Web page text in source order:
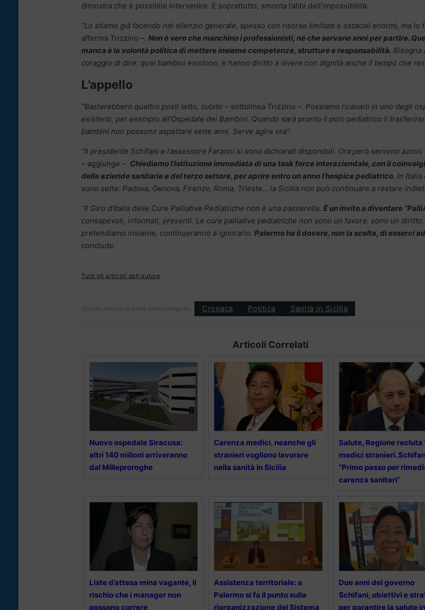
dimostra che è possibile intervenire. E soprattutto, smonta l’alibi dell’impossibilità.
“Lo stiamo già facendo nel silenzio generale, spesso con risorse limitate e ostacoli enormi, ma lo
afferma Trizzino –. Non è vero che manchino i professionisti, né che servano anni per partire.
manca è la volontà politica di mettere insieme competenze, strutture e responsabilità. Bisogna
coraggio di dire: quei bambini esistono, e hanno diritto a vivere con dignità anche il tempo che
L’appello
“Basterebbero quattro posti letto, subito – sottolinea Trizzino –. Possiamo ricavarli in uno degli
esistenti, per esempio all’Ospedale dei Bambini. Quando sarà pronto il polo pediatrico li
bambini non possono aspettare sette anni. Serve agire ora”.
“Il presidente Schifani e l’assessore Faraoni si sono dichiarati disponibili. Ora però servono
– aggiunge –. Chiediamo l’istituzione immediata di una task force interaziendale, con il
delle aziende sanitarie e del terzo settore, per aprire entro un anno l’hospice pediatrico. In Italia
sono sette: Padova, Genova, Firenze, Roma, Trieste… la Sicilia non può continuare a restare
“Il Giro d’Italia delle Cure Palliative Pediatriche non è una passerella. È un invito a diventare
consapevoli, informati, presenti. Le cure palliative pediatriche non sono un favore, sono un
pretendiamo insieme, continueranno a ignorarlo. Palermo ha il dovere, non la scelta, di esserci
conclude.
Tutti gli articoli dell'autore
Questo articolo fa parte delle categorie: Cronaca Politica Sanità in Sicilia
Articoli Correlati
Nuovo ospedale Siracusa:
altri 140 milioni arriveranno
dal Milleproroghe
Carenza medici, neanche gli
stranieri vogliono lavorare
nella sanità in Sicilia
Salute, Regione recluta
medici stranieri.
“Primo passo per
carenza sanitari”
Liste d’attesa mina vagante, il
rischio che i manager non
possono correre
Assistenza territoriale: a
Palermo si fa il punto sulla
riorganizzazione del Sistema
Due anni del governo
Schifani, obiettivi e
per garantire la salute in